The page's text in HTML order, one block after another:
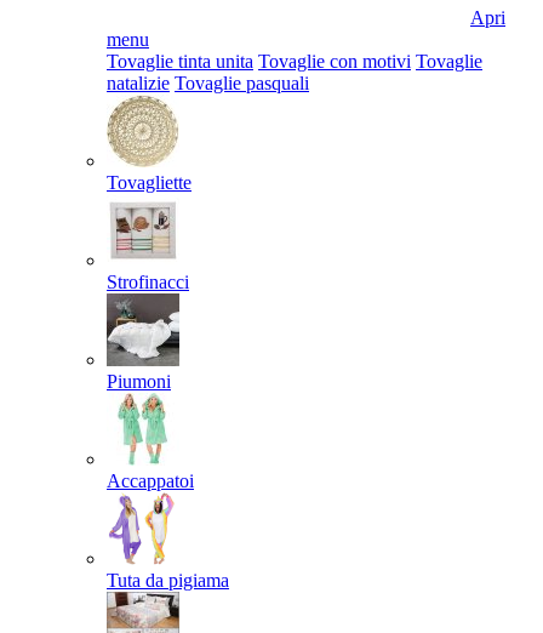
Apri
menu
Tovaglie tinta unita Tovaglie con motivi Tovaglie
natalizie Tovaglie pasquali
Tovagliette
Strofinacci
Piumoni
Accappatoi
Tuta da pigiama